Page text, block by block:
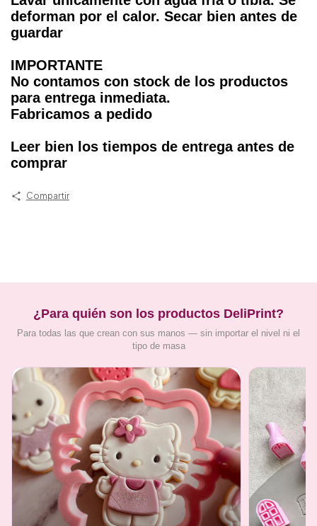
deforman por el calor. Secar bien antes de
guardar
IMPORTANTE
No contamos con stock de los productos
para entrega inmediata.
Fabricamos a pedido
Leer bien los tiempos de entrega antes de
comprar
Compartir
¿Para quién son los productos DeliPrint?
Para todas las que crean con sus manos — sin importar el nivel ni el
tipo de masa